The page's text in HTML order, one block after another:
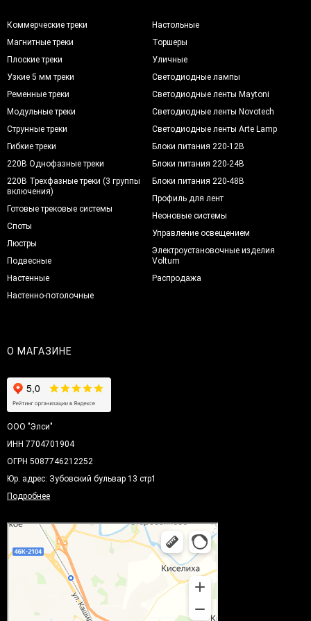
Коммерческие треки
Магнитные треки
Плоские треки
Узкие 5 мм треки
Ременные треки
Модульные треки
Струнные треки
Гибкие треки
220В Однофазные треки
220В Трехфазные треки (3 группы
включения)
Готовые трековые системы
Споты
Люстры
Подвесные
Настенные
Настенно-потолочные
Настольные
Торшеры
Уличные
Светодиодные лампы
Светодиодные ленты Maytoni
Светодиодные ленты Novotech
Светодиодные ленты Arte Lamp
Блоки питания 220-12В
Блоки питания 220-24В
Блоки питания 220-48В
Профиль для лент
Неоновые системы
Управление освещением
Электроустановочные изделия
Voltum
Распродажа
О МАГАЗИНЕ
ООО "Элси"
ИНН 7704701904
ОГРН 5087746212252
Юр. адрес: Зубовский бульвар 13 стр1
Подробнее